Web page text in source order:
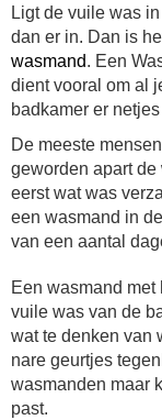
Ligt de vuile was
dan er in. Dan is
wasmand. Een
dient vooral om al
badkamer er
De meeste
geworden apart
eerst wat was
een wasmand in
van een aantal
Een wasmand
vuile was van de
wat te denken van
nare geurtjes
wasmanden maar
past.